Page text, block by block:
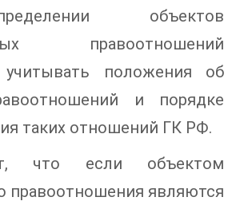
объектов
правоотношений
учитывать положения об
и порядке
таких отношений ГК РФ.
что если объектом
правоотношения являются